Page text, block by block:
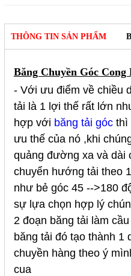
THÔNG TIN SẢN PHẨM
Băng Chuyền Góc Cong
- Với ưu điểm về chiều
tải là 1 lợi thế rất lớn
hợp với băng tải gócthì
ưu thế của nó ,khi
quảng đường xa và dài
chuyển hướng tải theo
như bẻ góc 45 -->180
sự lựa chọn hợp lý
2 đoạn băng tải làm
băng tải đó tạo thành 1
chuyền hàng theo ý
cua